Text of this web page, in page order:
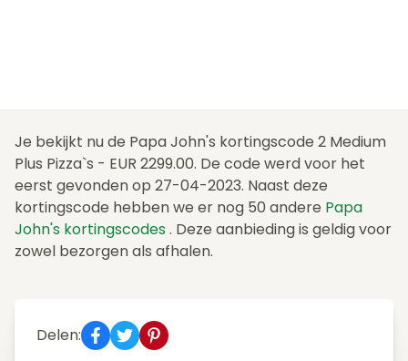
Je bekijkt nu de Papa John's kortingscode 2 Medium
Plus Pizza`s - EUR 2299.00. De code werd voor het
eerst gevonden op 27-04-2023. Naast deze
kortingscode hebben we er nog 50 andere Papa
John's kortingscodes . Deze aanbieding is geldig voor
zowel bezorgen als afhalen.
Delen: